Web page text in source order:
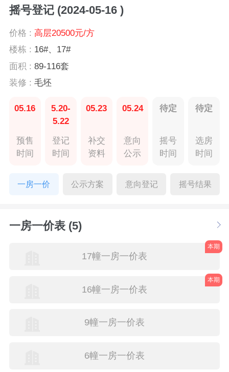
摇号登记 (2024-05-16 )
价格 : 高层20500元/方
楼栋 : 16#、17#
面积 : 89-116套
装修 : 毛坯
05.16
预售
时间
5.20-
5.22
登记
时间
05.23
补交
资料
05.24
意向
公示
待定
摇号
时间
待定
选房
时间
一房一价 公示方案 意向登记 摇号结果
一房一价表 (5)
17幢一房一价表
本期
16幢一房一价表
本期
9幢一房一价表
6幢一房一价表